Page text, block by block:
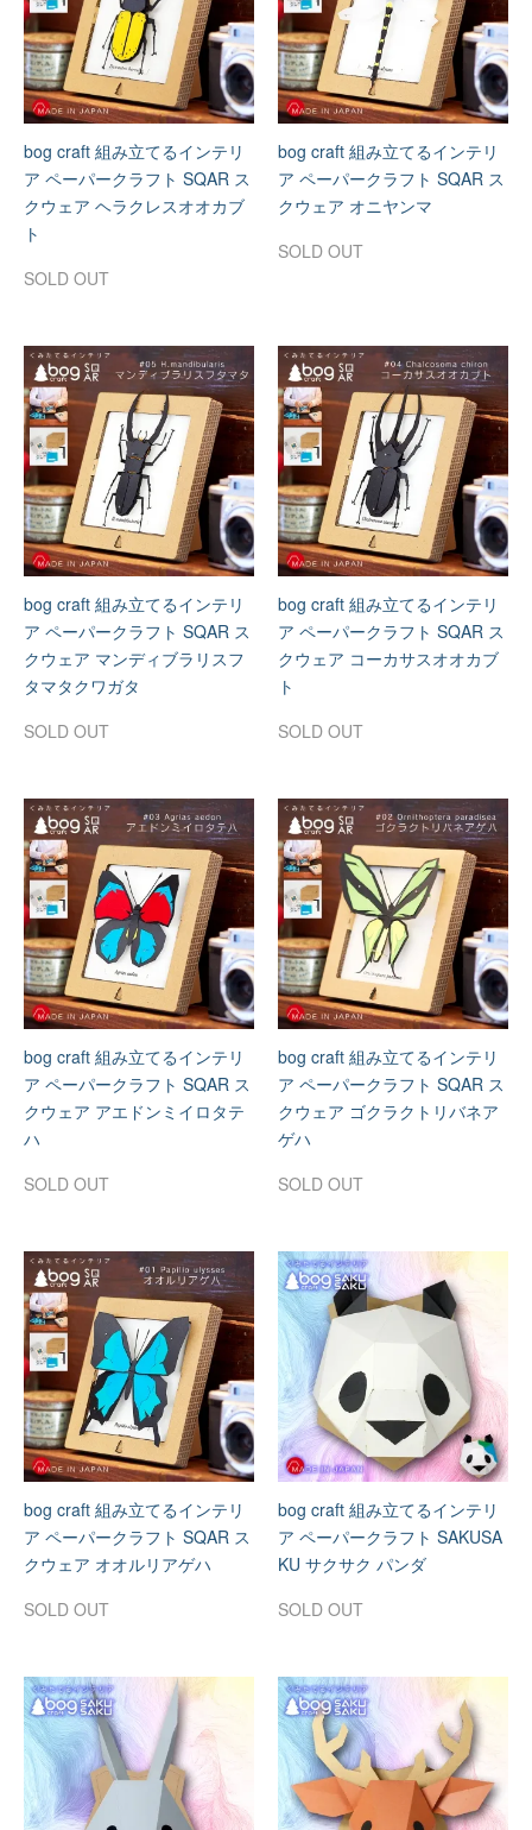
bog craft 組み立てるインテリ
ア ペーパークラフト SQAR ス
クウェア ヘラクレスオオカブ
ト
SOLD OUT
bog craft 組み立てるインテリ
ア ペーパークラフト SQAR ス
クウェア オニヤンマ
SOLD OUT
bog craft 組み立てるインテリ
ア ペーパークラフト SQAR ス
クウェア マンディブラリスフ
タマタクワガタ
SOLD OUT
bog craft 組み立てるインテリ
ア ペーパークラフト SQAR ス
クウェア コーカサスオオカブ
ト
SOLD OUT
bog craft 組み立てるインテリ
ア ペーパークラフト SQAR ス
クウェア アエドンミイロタテ
ハ
SOLD OUT
bog craft 組み立てるインテリ
ア ペーパークラフト SQAR ス
クウェア ゴクラクトリバネア
ゲハ
SOLD OUT
bog craft 組み立てるインテリ
ア ペーパークラフト SQAR ス
クウェア オオルリアゲハ
SOLD OUT
bog craft 組み立てるインテリ
ア ペーパークラフト SAKUSA
KU サクサク パンダ
SOLD OUT